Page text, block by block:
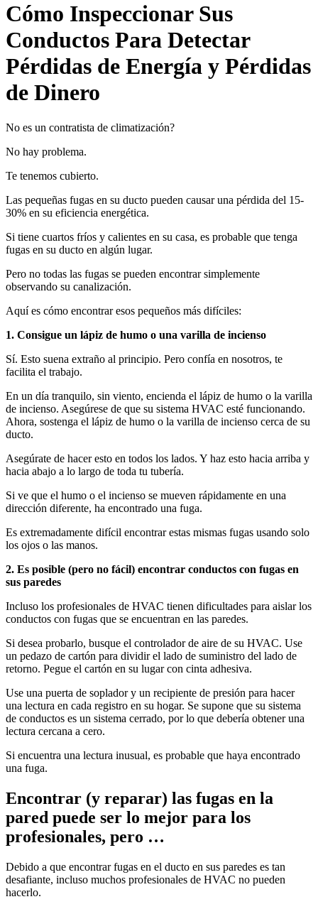
Cómo Inspeccionar Sus
Conductos Para Detectar
Pérdidas de Energía y Pérdidas
de Dinero
No es un contratista de climatización?
No hay problema.
Te tenemos cubierto.
Las pequeñas fugas en su ducto pueden causar una pérdida del 15-
30% en su eficiencia energética.
Si tiene cuartos fríos y calientes en su casa, es probable que tenga
fugas en su ducto en algún lugar.
Pero no todas las fugas se pueden encontrar simplemente
observando su canalización.
Aquí es cómo encontrar esos pequeños más difíciles:
1. Consigue un lápiz de humo o una varilla de incienso
Sí. Esto suena extraño al principio. Pero confía en nosotros, te
facilita el trabajo.
En un día tranquilo, sin viento, encienda el lápiz de humo o la varilla
de incienso. Asegúrese de que su sistema HVAC esté funcionando.
Ahora, sostenga el lápiz de humo o la varilla de incienso cerca de su
ducto.
Asegúrate de hacer esto en todos los lados. Y haz esto hacia arriba y
hacia abajo a lo largo de toda tu tubería.
Si ve que el humo o el incienso se mueven rápidamente en una
dirección diferente, ha encontrado una fuga.
Es extremadamente difícil encontrar estas mismas fugas usando solo
los ojos o las manos.
2. Es posible (pero no fácil) encontrar conductos con fugas en
sus paredes
Incluso los profesionales de HVAC tienen dificultades para aislar los
conductos con fugas que se encuentran en las paredes.
Si desea probarlo, busque el controlador de aire de su HVAC. Use
un pedazo de cartón para dividir el lado de suministro del lado de
retorno. Pegue el cartón en su lugar con cinta adhesiva.
Use una puerta de soplador y un recipiente de presión para hacer
una lectura en cada registro en su hogar. Se supone que su sistema
de conductos es un sistema cerrado, por lo que debería obtener una
lectura cercana a cero.
Si encuentra una lectura inusual, es probable que haya encontrado
una fuga.
Encontrar (y reparar) las fugas en la
pared puede ser lo mejor para los
profesionales, pero …
Debido a que encontrar fugas en el ducto en sus paredes es tan
desafiante, incluso muchos profesionales de HVAC no pueden
hacerlo.